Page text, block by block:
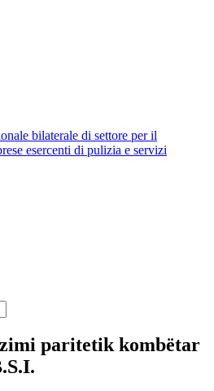
paritetik kombëtar